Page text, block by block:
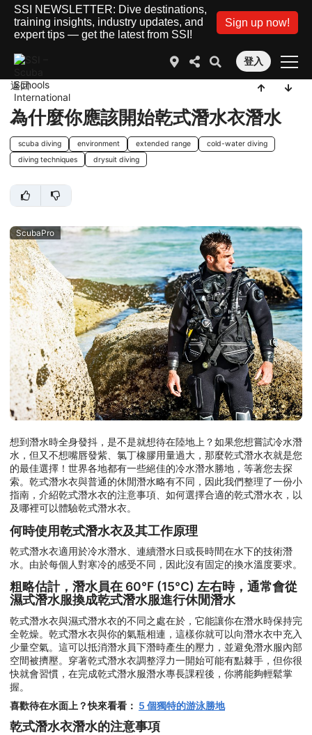
SSI NEWSLETTER: Dive destinations,
training insights, industry updates, and
expert tips — get the latest from SSI!
Sign up now!
登入
返回
為什麼你應該開始乾式潛水衣潛水
scuba diving environment extended range
cold-water diving
diving techniques
drysuit diving
ScubaPro
想到潛水時全身發抖，是不是就想待在陸地上？如果您想嘗試冷水潛
水，但又不想嘴唇發紫、氯丁橡膠用量過大，那麼乾式潛水衣就是您
的最佳選擇！世界各地都有一些絕佳的冷水潛水勝地，等著您去探
索。乾式潛水衣與普通的休閒潛水略有不同，因此我們整理了一份小
指南，介紹乾式潛水衣的注意事項、如何選擇合適的乾式潛水衣，以
及哪裡可以體驗乾式潛水衣。
何時使用乾式潛水衣及其工作原理
乾式潛水衣適用於冷水潛水、連續潛水日或長時間在水下的技術潛
水。由於每個人對寒冷的感受不同，因此沒有固定的換水溫度要求。
粗略估計，潛水員在 60°F (15°C) 左右時，通常會從
濕式潛水服換成乾式潛水服進行休閒潛水
乾式潛水衣與濕式潛水衣的不同之處在於，它能讓你在潛水時保持完
全乾燥。乾式潛水衣與你的氣瓶相連，這樣你就可以向潛水衣中充入
少量空氣。這可以抵消潛水員下潛時產生的壓力，並避免潛水服內部
空間被擠壓。穿著乾式潛水衣調整浮力一開始可能有點棘手，但你很
快就會習慣，在完成乾式潛水服潛水專長課程後，你將能夠輕鬆掌
握。
喜歡待在水面上？快來看看： 5 個獨特的游泳勝地
乾式潛水衣潛水的注意事項